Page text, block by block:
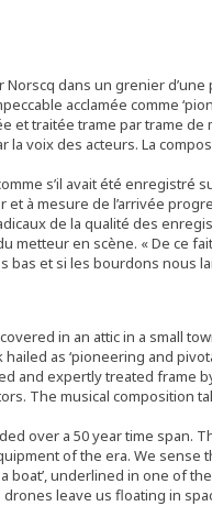
dans un grenier
acclamée comme
et traitée trame par trame
voix des acteurs. La
s’il avait été enregistré
à mesure de l’arrivée
de la qualité des
en scène. « De ce
et si les bourdons nous
in an attic in a small
as ‘pioneering and
and expertly treated frame
The musical composition
over a 50 year time span.
of the era. We sense
underlined in one of
leave us floating in